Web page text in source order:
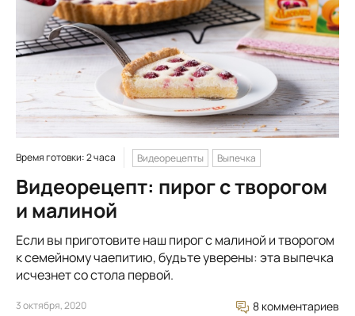
Время готовки: 2 часа Видеорецепты Выпечка
Видеорецепт: пирог с творогом
и малиной
Если вы приготовите наш пирог с малиной и творогом
к семейному чаепитию, будьте уверены: эта выпечка
исчезнет со стола первой.
3 октября, 2020 8 комментариев